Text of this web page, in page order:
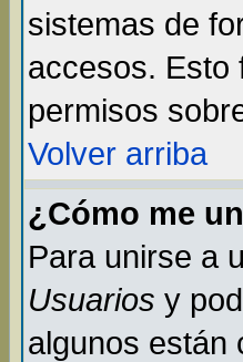
sistemas de
accesos. Esto
permisos
Volver arriba
¿Cómo me
Para unirse a
Usuarios y
algunos están